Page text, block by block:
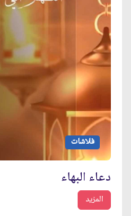
فلاشات
دعاء البهاء
المزيد